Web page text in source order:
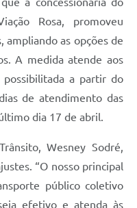
Rosa, promoveu
ampliando as opções de
A medida atende aos
a partir do
de atendimento das
dia 17 de abril.
Wesney Sodré,
“O nosso principal
público coletivo
efetivo e atenda às